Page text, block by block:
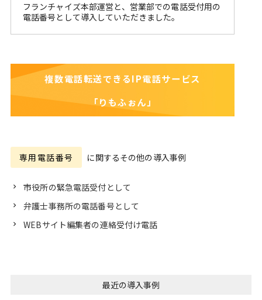
フランチャイズ本部運営と、営業部での電話受付用の
電話番号として導入していただきました。
複数電話転送できるIP電話サービス
「りもふぉん」
専用電話番号 に関するその他の導入事例
市役所の緊急電話受付として
弁護士事務所の電話番号として
WEBサイト編集者の連絡受付け電話
最近の導入事例